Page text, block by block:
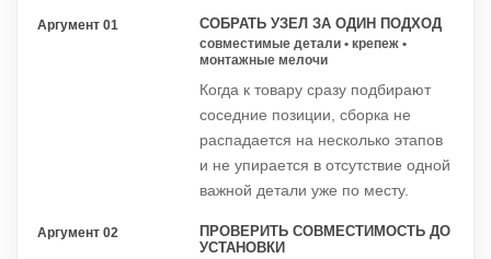
Аргумент 01 СОБРАТЬ УЗЕЛ ЗА ОДИН ПОДХОД
совместимые детали • крепеж •
монтажные мелочи
Когда к товару сразу подбирают
соседние позиции, сборка не
распадается на несколько этапов
и не упирается в отсутствие одной
важной детали уже по месту.
Аргумент 02
ПРОВЕРИТЬ СОВМЕСТИМОСТЬ ДО
УСТАНОВКИ